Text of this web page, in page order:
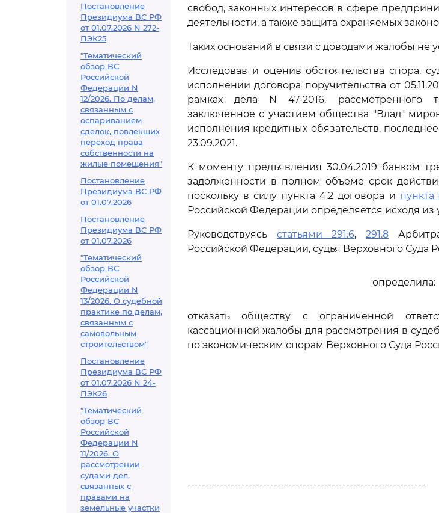
Постановление
Президиума ВС РФ
от 01.07.2026 N 272-
ПЭК25
"Тематический
обзор ВС
Российской
Федерации N
12/2026. По делам,
связанным с
оспариванием
сделок, повлекших
переход права
собственности на
жилые помещения"
Постановление
Президиума ВС РФ
от 01.07.2026
Постановление
Президиума ВС РФ
от 01.07.2026
"Тематический
обзор ВС
Российской
Федерации N
13/2026. О судебной
практике по делам,
связанным с
самовольным
строительством"
Постановление
Президиума ВС РФ
от 01.07.2026 N 24-
ПЭК26
"Тематический
обзор ВС
Российской
Федерации N
11/2026. О
рассмотрении
судами дел,
связанных с
правами на
земельные участки
свобод, законных интересов в сфере
деятельности, а также защита охраняемых
Таких оснований в связи с доводами жалобы не
Исследовав и оценив обстоятельства спора,
исполнении договора поручительства от
рамках дела N 47-2016, рассмотренного
заключенное с участием общества "Влад"
исполнения кредитных обязательств,
23.09.2021.
К моменту предъявления 30.04.2019 банком
задолженности в полном объеме срок
поскольку в силу пункта 4.2 договора и пункта
Российской Федерации определяется исходя из
Руководствуясь статьями 291.6,291.8
Российской Федерации, судья Верховного Суда
определила:
отказать обществу с ограниченной
кассационной жалобы для рассмотрения в
по экономическим спорам Верховного Суда
------------------------------------------------------------------